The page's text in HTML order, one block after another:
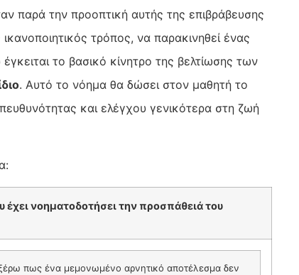
παρά την προοπτική αυτής της επιβράβευσης
ικανοποιητικός τρόπος, να παρακινηθεί ένας
το βασικό κίνητρο της βελτίωσης των
. Αυτό το νόημα θα δώσει στον μαθητή το
και ελέγχου γενικότερα στη ζωή
έχει νοηματοδοτήσει την προσπάθειά του
ξέρω πως ένα μεμονωμένο αρνητικό αποτέλεσμα δεν